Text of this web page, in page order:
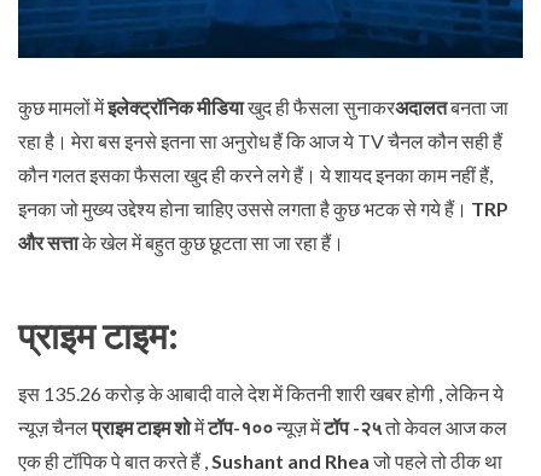
कुछ मामलों मेंइलेक्ट्रॉनिक मीडियाखुद ही फैसला सुनाकरअदालतबनता जा
रहा है। मेरा बस इनसे इतना सा अनुरोध हैं कि आज ये TV चैनल कौन सही हैं
कौन गलत इसका फैसला खुद ही करने लगे हैं। ये शायद इनका काम नहीं हैं,
इनका जो मुख्य उद्देश्य होना चाहिए उससे लगता है कुछ भटक से गये हैं। TRP
और सत्ताके खेल में बहुत कुछ छूटता सा जा रहा हैं।
प्राइम टाइम:
इस 135.26 करोड़ के आबादी वाले देश में कितनी शारी खबर होगी , लेकिन ये
न्यूज़ चैनलप्राइम टाइम शोमेंटॉप-१००न्यूज़ मेंटॉप -२५तो केवल आज कल
एक ही टॉपिक पे बात करते हैं ,Sushant and Rheaजो पहले तो ठीक था